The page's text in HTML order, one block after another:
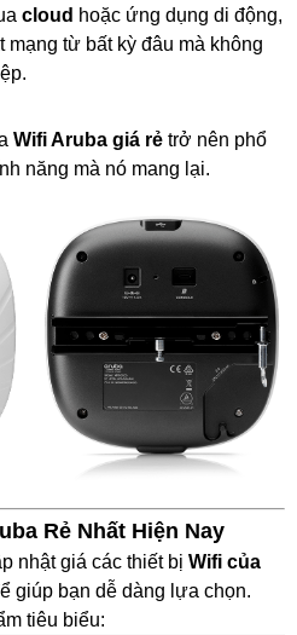
cloud hoặc ứng dụng di động,
mạng từ bất kỳ đâu mà không
Wifi Aruba giá rẻ trở nên phổ
năng mà nó mang lại.
Rẻ Nhất Hiện Nay
nhật giá các thiết bị Wifi của
giúp bạn dễ dàng lựa chọn.
tiêu biểu: